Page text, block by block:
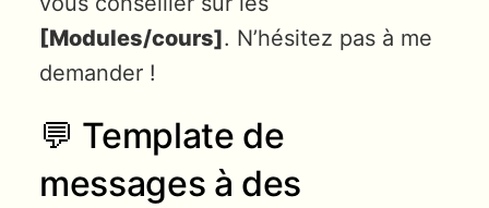
[Modules/cours]. N’hésitez pas à me
demander !
💬 Template de
messages à des